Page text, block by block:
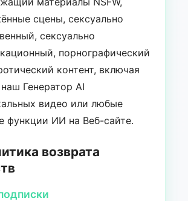
сцены, сексуально
сексуально
порнографический
контент, включая
Генератор AI
видео или любые
функции ИИ на Веб-сайте.
возврата